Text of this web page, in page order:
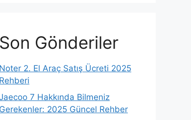
Son Gönderiler
Noter 2. El Araç Satış Ücreti 2025
Rehberi
7 Hakkında Bilmeniz
Gerekenler: 2025 Güncel Rehber